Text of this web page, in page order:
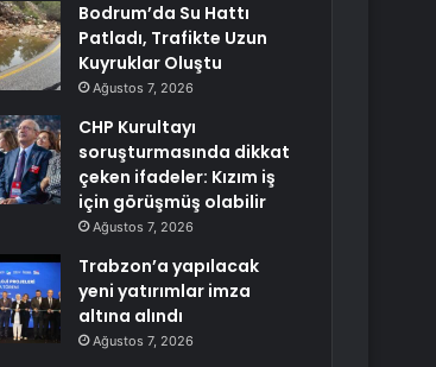
Bodrum’da Su Hattı
Patladı, Trafikte Uzun
Kuyruklar Oluştu
Ağustos 7, 2026
CHP Kurultayı
soruşturmasında dikkat
çeken ifadeler: Kızım iş
için görüşmüş olabilir
Ağustos 7, 2026
Trabzon’a yapılacak
yeni yatırımlar imza
altına alındı
Ağustos 7, 2026